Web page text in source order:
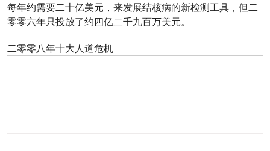
每年约需要二十亿美元，来发展结核病的新检测工具，但二
零零六年只投放了约四亿二千九百万美元。
二零零八年十大人道危机